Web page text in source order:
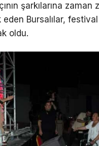
şarkılarına zaman
eden Bursalılar, festival
oldu.